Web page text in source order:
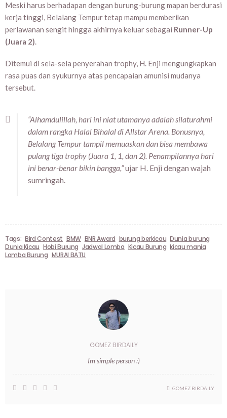
Meski harus berhadapan dengan burung-burung mapan berdurasi
kerja tinggi, Belalang Tempur tetap mampu memberikan
perlawanan sengit hingga akhirnya keluar sebagai Runner-Up
(Juara 2).
Ditemui di sela-sela penyerahan trophy, H. Enji mengungkapkan
rasa puas dan syukurnya atas pencapaian amunisi mudanya
tersebut.
“Alhamdulillah, hari ini niat utamanya adalah silaturahmi
dalam rangka Halal Bihalal di Allstar Arena. Bonusnya,
Belalang Tempur tampil memuaskan dan bisa membawa
pulang tiga trophy (Juara 1, 1, dan 2). Penampilannya hari
ini benar-benar bikin bangga,”ujar H. Enji dengan wajah
sumringah.
Tags: Bird Contest BMW BNR Award burung berkicau Dunia burung
Dunia Kicau Hobi Burung Jadwal Lomba Kicau Burung kicau mania
Lomba Burung MURAI BATU
GOMEZ BIRDAILY
Im simple person :)
GOMEZ BIRDAILY